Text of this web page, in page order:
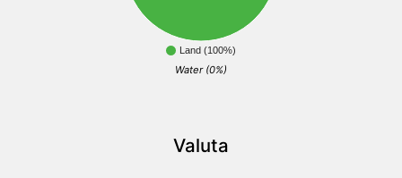
Land (100%)
Water (0%)
Valuta